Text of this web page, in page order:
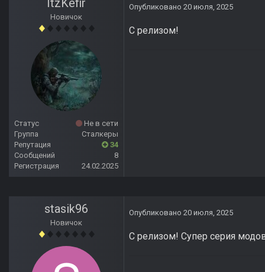
ItzKefir
Новичок
Статус
Не в сети
Группа
Сталкеры
Репутация
34
Сообщений
8
Регистрация
24.02.2025
Опубликовано 20 июля, 2025
С релизом!
stasik96
Новичок
Опубликовано 20 июля, 2025
С релизом! Супер серия